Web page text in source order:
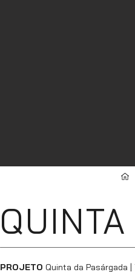
PROJETO Quinta da Pasárgada |